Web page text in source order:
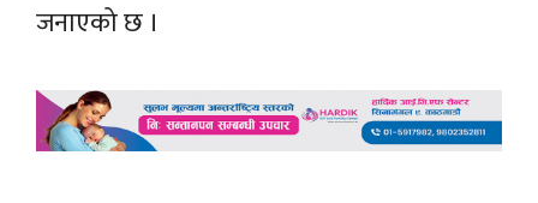
जनाएको छ ।